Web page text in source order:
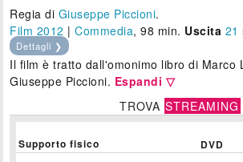
Regia di Giuseppe Piccioni.
Film 2012 |Commedia, 98 min. Uscita 21
Dettagli ❯
Il film è tratto dall'omonimo libro di Marco
Giuseppe Piccioni. Espandi ▽
TROVA STREAMING
Supporto fisico DVD